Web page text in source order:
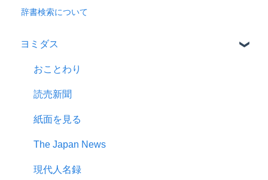
辞書検索について
ヨミダス
おことわり
読売新聞
紙面を見る
The Japan News
現代人名録